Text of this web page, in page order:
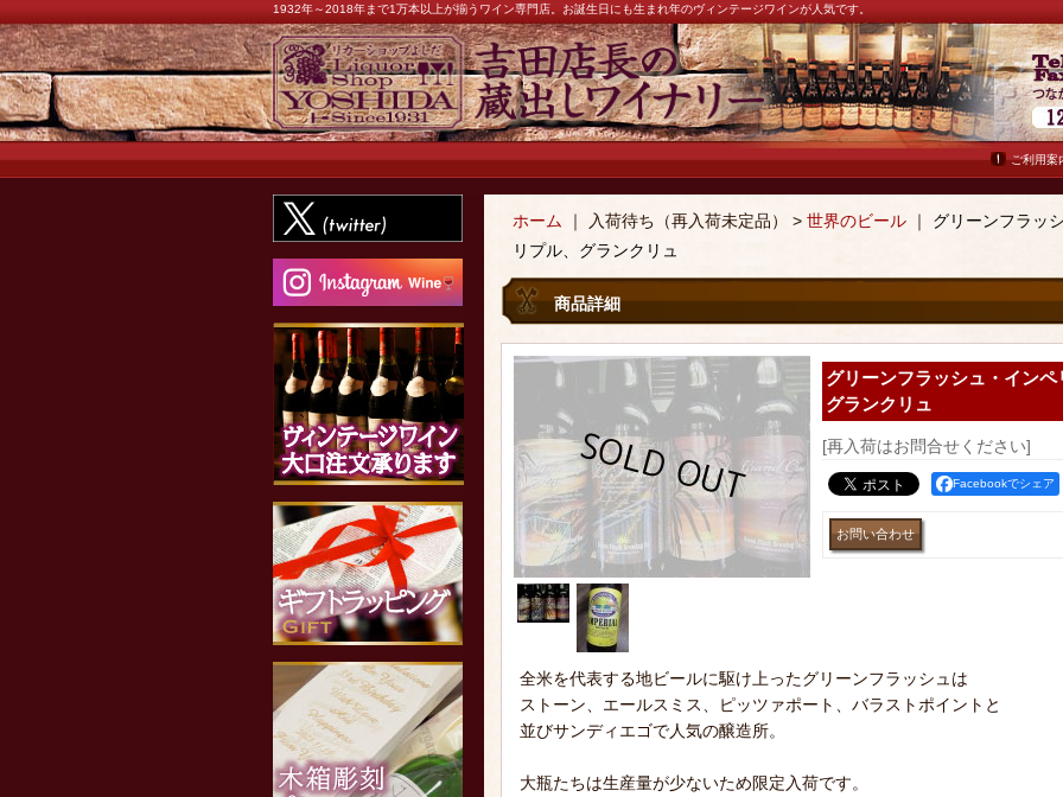
1932年～2018年まで1万本以上が揃うワイン専門店。お誕生日にも生まれ年のヴィンテージワインが人気です。
ご利用案
ホーム ｜ 入荷待ち（再入荷未定品） > 世界のビール ｜ グリーンフラッ
リプル、グランクリュ
商品詳細
グリーンフラッシュ・イン
グランクリュ
[再入荷はお問合せください]
Facebookでシェア
全米を代表する地ビールに駆け上ったグリーンフラッシュは
ストーン、エールスミス、ピッツァポート、バラストポイントと
並びサンディエゴで人気の醸造所。
大瓶たちは生産量が少ないため限定入荷です。